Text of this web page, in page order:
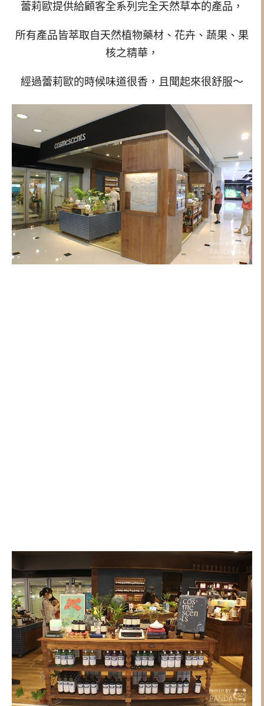
蕾莉歐提供給顧客全系列完全天然草本的產品，
所有產品皆萃取自天然植物藥材、花卉、蔬果、果
核之精華，
經過蕾莉歐的時候味道很香，且聞起來很舒服～